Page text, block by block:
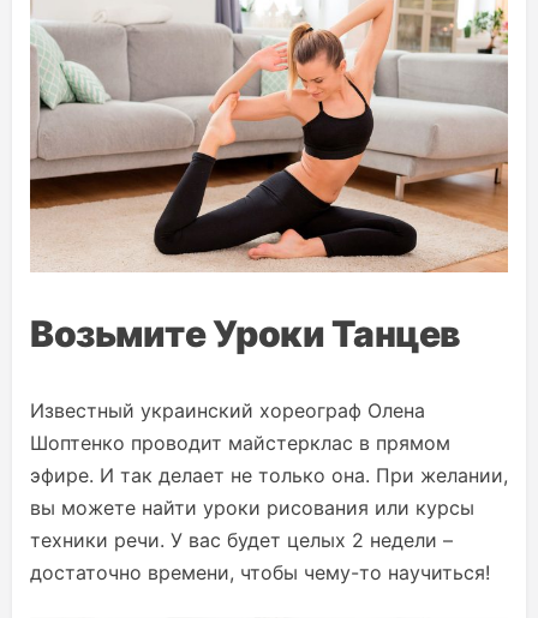
Возьмите Уроки Танцев
Известный украинский хореограф Олена
Шоптенко проводит майстерклас в прямом
эфире. И так делает не только она. При желании,
вы можете найти уроки рисования или курсы
техники речи. У вас будет целых 2 недели –
достаточно времени, чтобы чему-то научиться!